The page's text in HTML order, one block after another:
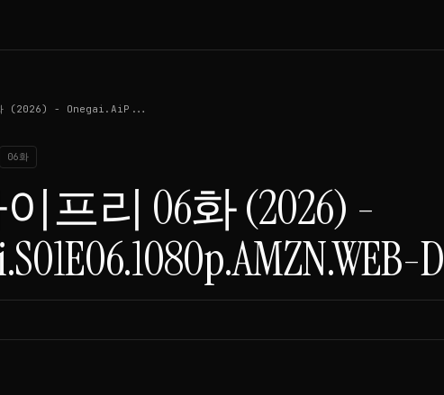
화 (2026) - Onegai.AiP...
06화
프리 06화 (2026) -
D